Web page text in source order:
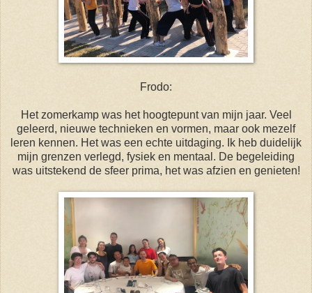
Frodo:
Het zomerkamp was het hoogtepunt van mijn jaar. Veel
geleerd, nieuwe technieken en vormen, maar ook mezelf
leren kennen. Het was een echte uitdaging. Ik heb duidelijk
mijn grenzen verlegd, fysiek en mentaal. De begeleiding
was uitstekend de sfeer prima, het was afzien en genieten!